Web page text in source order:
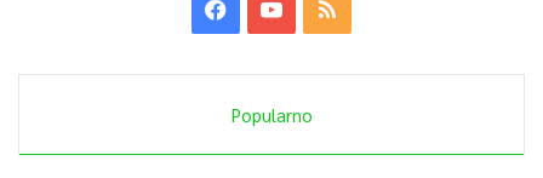
Popularno